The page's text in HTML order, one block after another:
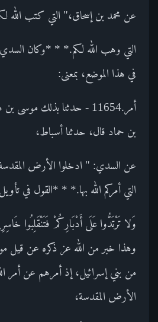
عن محمد بن إسحاق،" التي كتب الله
التي وهب الله لكم.* * *وكان
في هذا الموضع، بمعنى:
أمر.11654 - حدثنا بذلك
بن حماد قال، حدثنا أسباط،
عن السدي: " ادخلوا الأرض
التي أمركم الله بها.* * *القول في
وهذا خبر من الله عز ذكره عن قيل
من بني إسرائيل، إذ أمرهم عن أمر
الأرض المقدسة،